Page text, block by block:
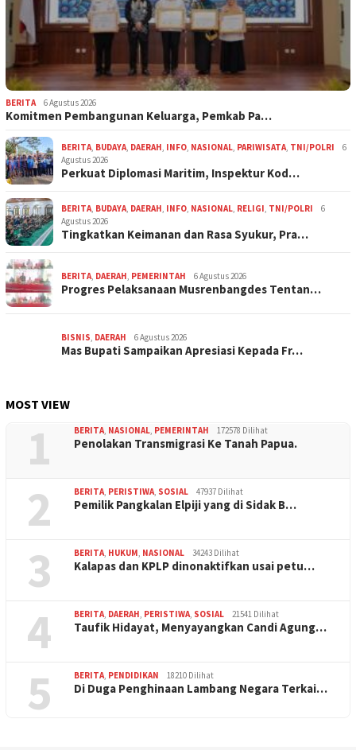
BERITA 6 Agustus 2026
Komitmen Pembangunan Keluarga, Pemkab Pa…
BERITA BUDAYA DAERAH INFO NASIONAL PARIWISATA TNI/POLRI
6
Agustus 2026
Perkuat Diplomasi Maritim, Inspektur Kod…
BERITA BUDAYA DAERAH INFO NASIONAL RELIGI TNI/POLRI
6
Agustus 2026
Tingkatkan Keimanan dan Rasa Syukur, Pra…
BERITA DAERAH PEMERINTAH 6 Agustus 2026
Progres Pelaksanaan Musrenbangdes Tentan…
BISNIS DAERAH 6 Agustus 2026
Mas Bupati Sampaikan Apresiasi Kepada Fr…
MOST VIEW
1 BERITA NASIONAL PEMERINTAH 172578 Dilihat
Penolakan Transmigrasi Ke Tanah Papua.
2 BERITA PERISTIWA SOSIAL 47937 Dilihat
Pemilik Pangkalan Elpiji yang di Sidak B…
3 BERITA HUKUM NASIONAL 34243 Dilihat
Kalapas dan KPLP dinonaktifkan usai petu…
4 BERITA DAERAH PERISTIWA SOSIAL 21541 Dilihat
Taufik Hidayat, Menyayangkan Candi Agung…
5 BERITA PENDIDIKAN 18210 Dilihat
Di Duga Penghinaan Lambang Negara Terkai…